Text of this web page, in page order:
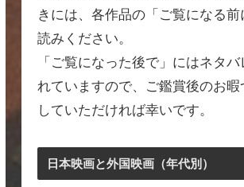
きには、各作品の「ご覧になる前
読みください。
「ご覧になった後で」にはネタバ
れていますので、ご鑑賞後のお暇
していただければ幸いです。
日本映画と外国映画（年代別）